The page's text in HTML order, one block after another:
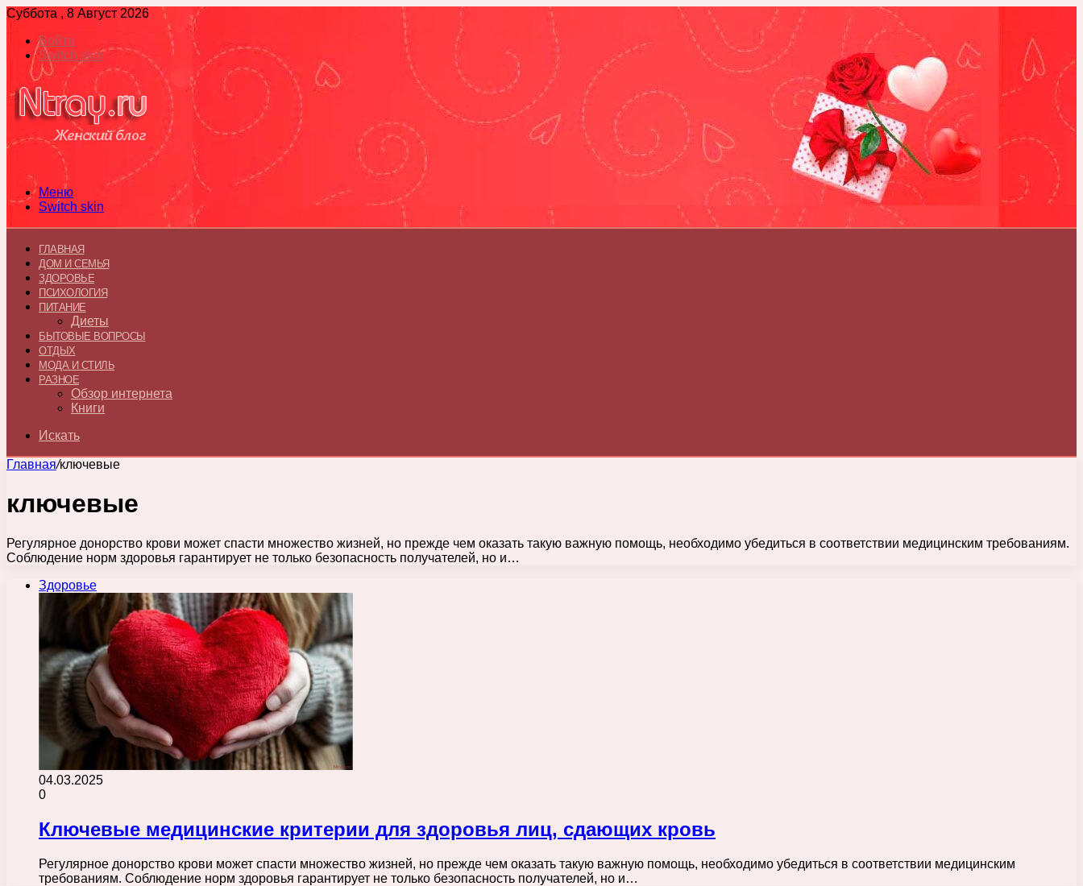
Суббота , 8 Август 2026
Войти
Switch skin
Меню
Switch skin
ГЛАВНАЯ
ДОМ И СЕМЬЯ
ЗДОРОВЬЕ
ПСИХОЛОГИЯ
ПИТАНИЕ
Диеты
БЫТОВЫЕ ВОПРОСЫ
ОТДЫХ
МОДА И СТИЛЬ
РАЗНОЕ
Обзор интернета
Книги
Искать
Главная/ключевые
ключевые
Регулярное донорство крови может спасти множество жизней, но прежде чем оказать такую важную помощь, необходимо убедиться в соответствии медицинским требованиям.
Соблюдение норм здоровья гарантирует не только безопасность получателей, но и…
Здоровье
04.03.2025
0
Ключевые медицинские критерии для здоровья лиц, сдающих кровь
Регулярное донорство крови может спасти множество жизней, но прежде чем оказать такую важную помощь, необходимо убедиться в соответствии медицинским
требованиям. Соблюдение норм здоровья гарантирует не только безопасность получателей, но и…